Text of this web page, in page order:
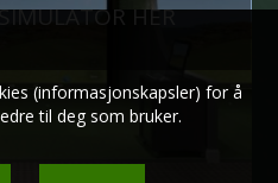
HER
(informasjonskapsler) for å
til deg som bruker.